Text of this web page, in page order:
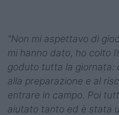
"Non mi aspettavo di
mi hanno dato, ho colto
goduto tutta la giornata:
alla preparazione e al
entrare in campo. Poi
aiutato tanto ed è stata